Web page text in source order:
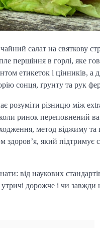
салат на святкову
першіння в горлі, яке
етикеток і цінників,
сонця, ґрунту та рук
розуміти різницю між
ринок переповнений
метод віджиму
здоров’я, який
від наукових
дорожче і чи